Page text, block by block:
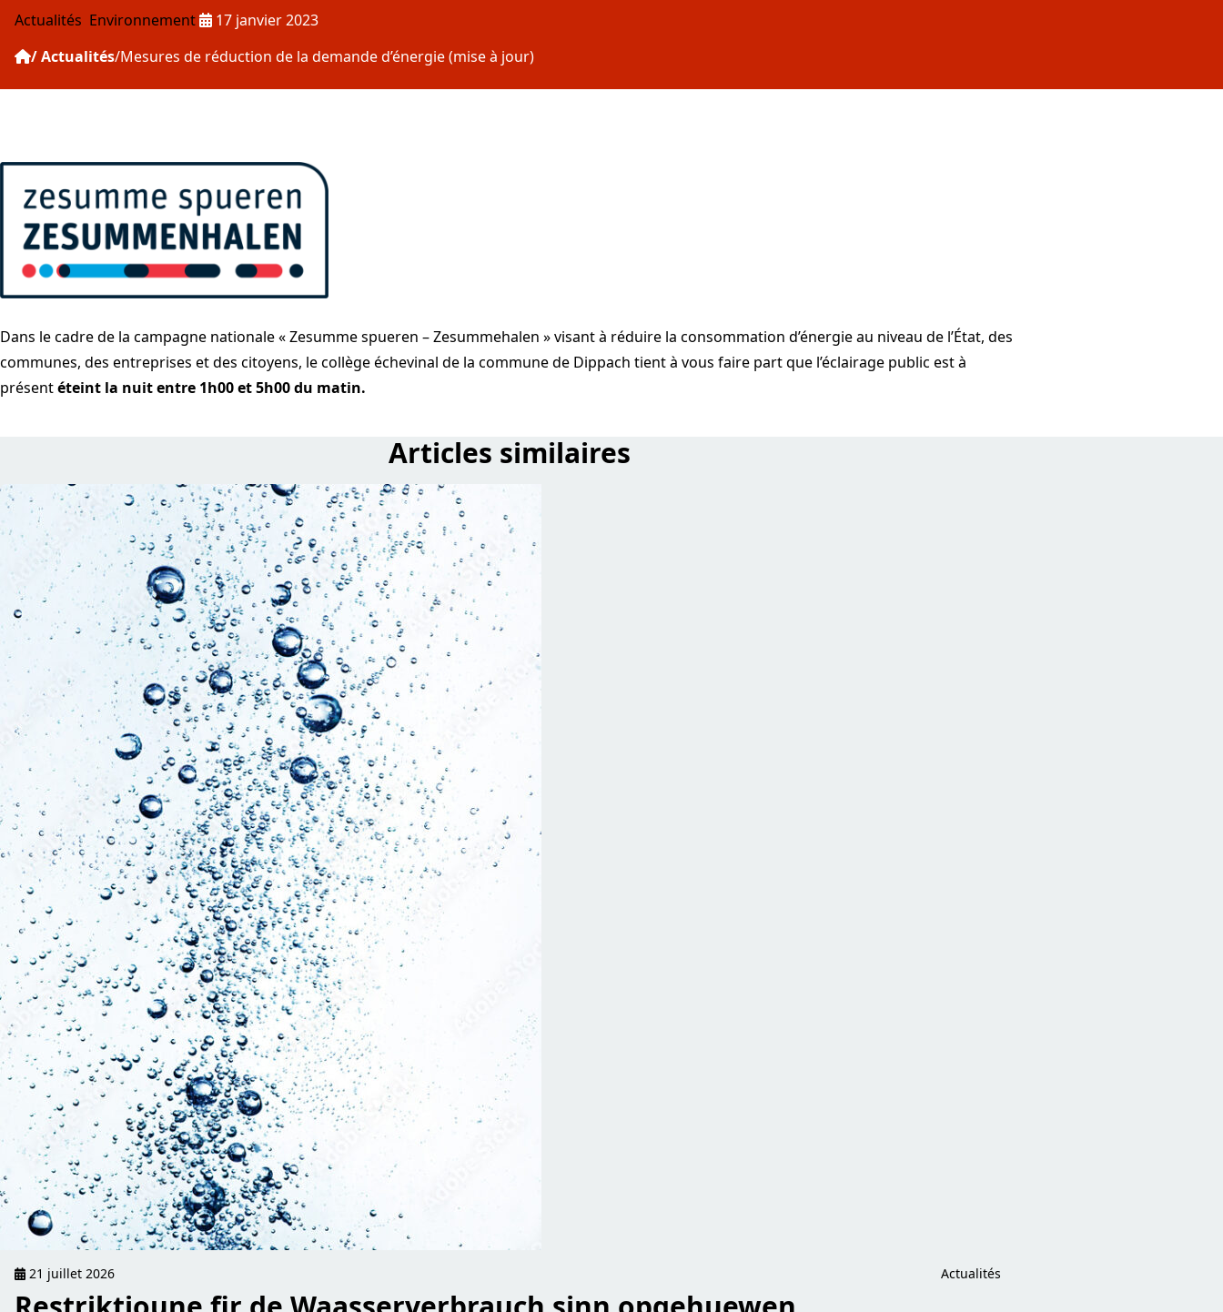
Actualités Environnement Publié le :
17 janvier 2023
Actualités Mesures de réduction de la demande d’énergie (mise à jour)
Dans le cadre de la campagne nationale « Zesumme spueren – Zesummehalen » visant à réduire la consommation d’énergie au niveau de l’État, des
communes, des entreprises et des citoyens, le collège échevinal de la commune de Dippach tient à vous faire part que l’éclairage public est à
présentéteint la nuit entre 1h00 et 5h00 du matin.
Articles similaires
read Restriktioune fir de Waasserverbrauch sinn opgehuewen
21 juillet 2026 Actualités